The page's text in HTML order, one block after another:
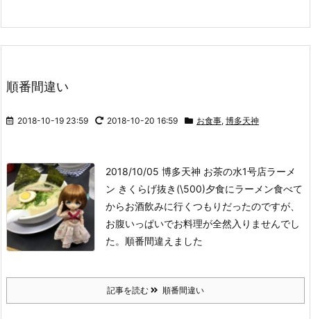
順番間違い
2018-10-19 23:59 2018-10-20 16:59 お食事, 博多天神
2018/10/05 博多天神 お茶の水1号店ラーメ
ン きくらげ抜き(\500)夕食にラーメン食べて
からお酒飲みに行くつもりだったのですが、
お腹いっぱいでお料理が全然入りませんでし
た。順番間違えました
記事を読む 順番間違い